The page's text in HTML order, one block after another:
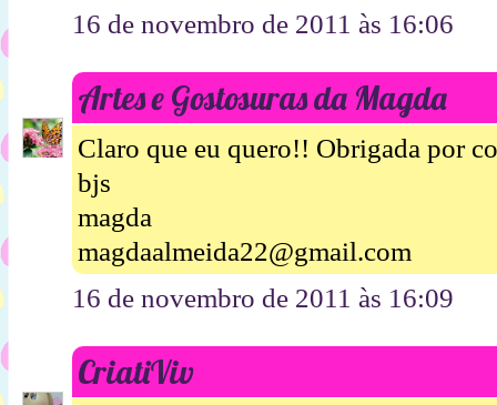
16 de novembro de 2011 às 16:06
Artes e Gostosuras da Magda
Claro que eu quero!! Obrigada por
bjs
magda
magdaalmeida22@gmail.com
16 de novembro de 2011 às 16:09
CriatiViv